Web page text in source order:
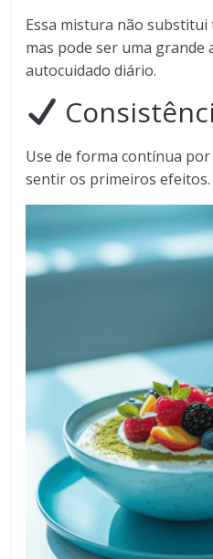
Essa mistura não
mas pode ser uma grande
autocuidado diário.
Use de forma contínua
sentir os primeiros efeitos.